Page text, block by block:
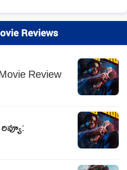
Reviews
Review